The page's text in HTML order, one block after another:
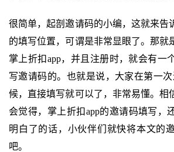
很简单，起剖邀请码的小编，这就来告
的填写位置，可谓是非常显眼了。那就
掌上折扣app，并且注册时，就会有一
写邀请码的。也就是说，大家在第一
候，直接填写就可以了，非常易懂。相
会觉得，掌上折扣app的邀请码填写，
明白了的话，小伙伴们就快将本文的
吧。